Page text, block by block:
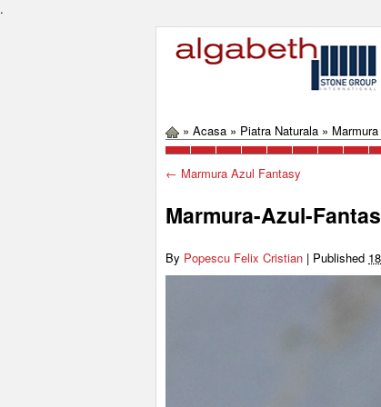
.
» Acasa » Piatra Naturala » Marmura
← Marmura Azul Fantasy
Marmura-Azul-
By Popescu Felix Cristian | Published